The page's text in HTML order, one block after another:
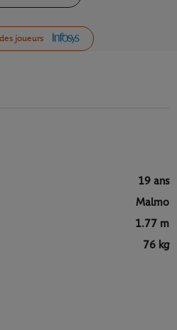
joueurs
19 ans
Malmo
1.77 m
76 kg